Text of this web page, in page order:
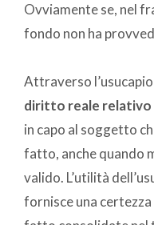
Ovviamente se, nel
fondo non ha
Attraverso
diritto reale
in capo al soggetto
fatto, anche quando
valido. L’utilità
fornisce una